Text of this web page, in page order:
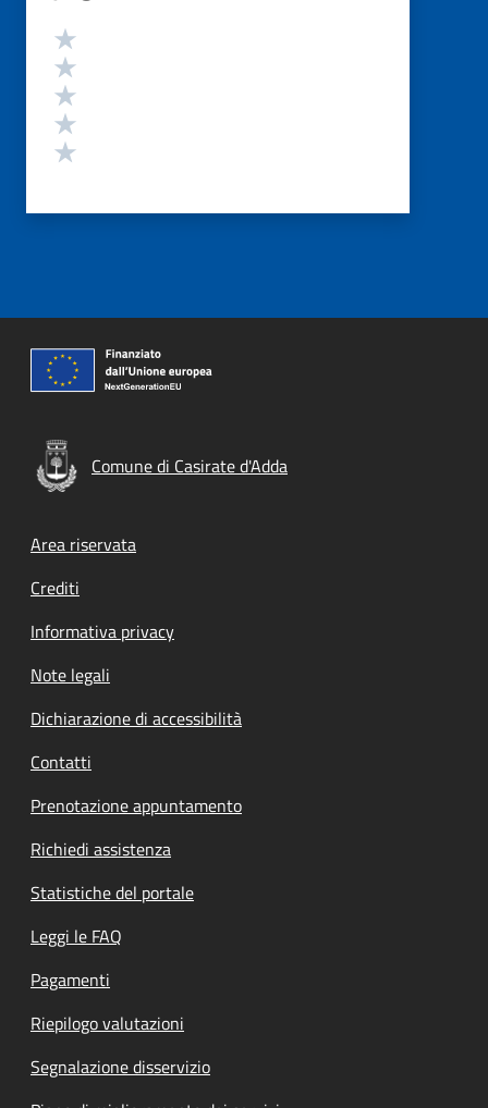
Valutazione
Comune di Casirate d'Adda
Footer menu
Area riservata
Crediti
Informativa privacy
Note legali
Dichiarazione di accessibilità
Contatti
Prenotazione appuntamento
Richiedi assistenza
Statistiche del portale
Leggi le FAQ
Pagamenti
Riepilogo valutazioni
Segnalazione disservizio